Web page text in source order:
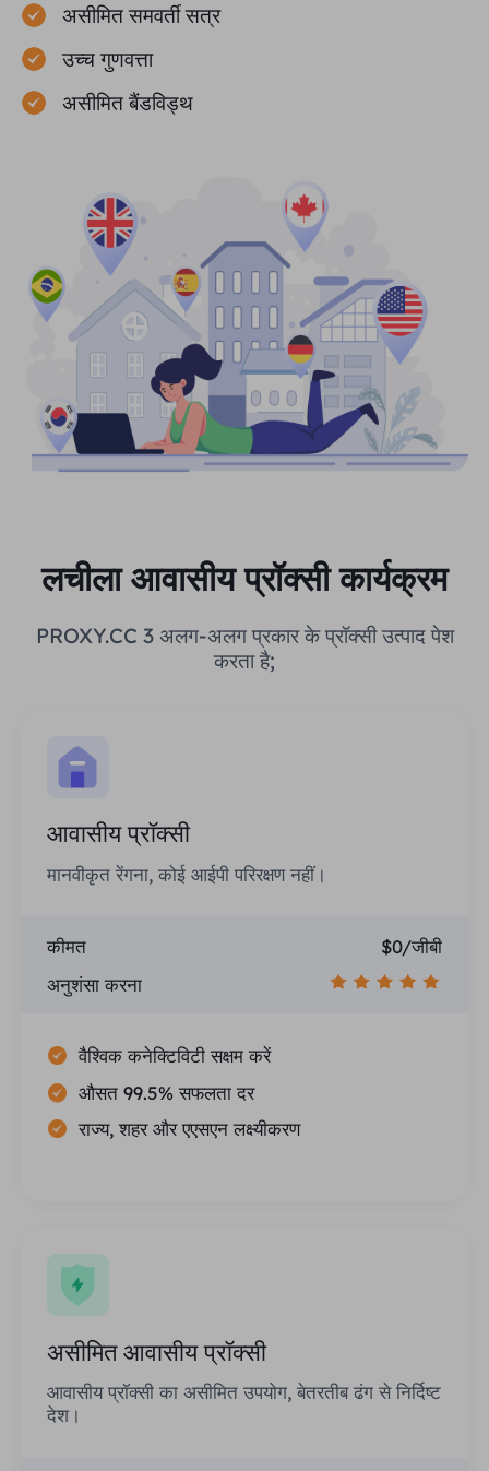
असीमित समवर्ती सत्र
उच्च गुणवत्ता
असीमित बैंडविड्थ
लचीला आवासीय प्रॉक्सी कार्यक्रम
PROXY.CC 3 अलग-अलग प्रकार के प्रॉक्सी उत्पाद पेश
करता है;
आवासीय प्रॉक्सी
मानवीकृत रेंगना, कोई आईपी परिरक्षण नहीं।
कीमत
$0/जीबी
अनुशंसा करना
वैश्विक कनेक्टिविटी सक्षम करें
औसत 99.5% सफलता दर
राज्य, शहर और एएसएन लक्ष्यीकरण
असीमित आवासीय प्रॉक्सी
आवासीय प्रॉक्सी का असीमित उपयोग, बेतरतीब ढंग से निर्दिष्ट
देश।